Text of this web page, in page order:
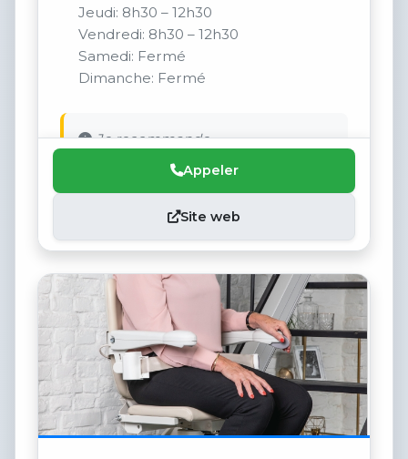
Jeudi: 8h30 – 12h30
Vendredi: 8h30 – 12h30
Samedi: Fermé
Dimanche: Fermé
Je recommande.
Appeler
Site web